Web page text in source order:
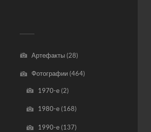
Артефакты (28)
Фотографии (464)
1970-е(2)
1980-е(168)
1990-е(137)